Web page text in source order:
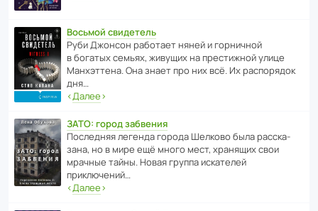
Восьмой свидетель
Руби Джонсон рабо­тает няней и горни­чной
в богатых семьях, живущих на прес­ти­жной улице
Манх­эт­тена. Она знает про них всё. Их распо­рядок
дня…
‹Далее›
ЗАТО: город забвения
После­дняя легенда города Шелково была расска­
зана, но в мире ещё много мест, хранящих свои
мрачные тайны. Новая группа иска­телей
приключений…
‹Далее›